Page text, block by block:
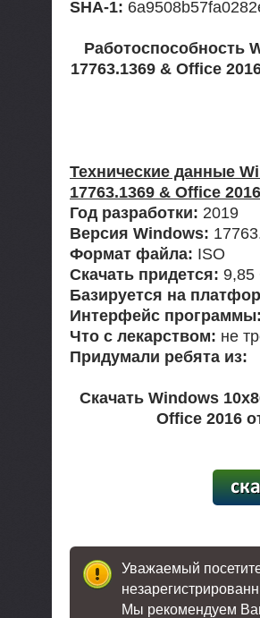
SHA-1:
Работоспособность
17763.1369 & Office
Технические данные
17763.1369 & Office
Год разработки: 2019
Версия Windows:
Формат файла: ISO
Скачать придется: 9,85
Базируется на
Интерфейс
Что с лекарством: не
Придумали ребята из:
Скачать Windows
Office 2016
Уважаемый
Мы рекомендуем